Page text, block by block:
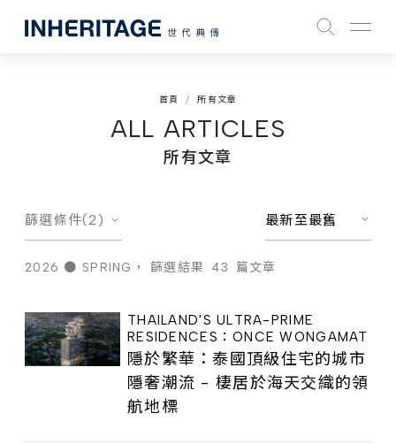
首頁 所有文章
ALL ARTICLES
所有文章
篩選條件(2) 最新至最舊
2026 ● SPRING， 篩選結果 43 篇文章
THAILAND'S ULTRA-PRIME
RESIDENCES：ONCE WONGAMAT
隱於繁華：泰國頂級住宅的城市
隱奢潮流 - 棲居於海天交織的領
航地標